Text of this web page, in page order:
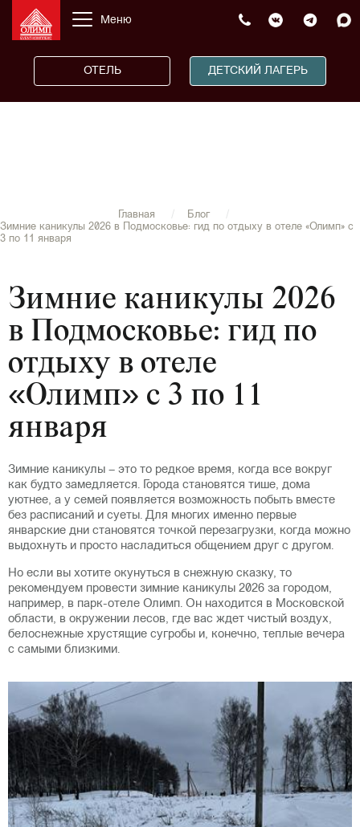
Меню
ОТЕЛЬ ДЕТСКИЙ ЛАГЕРЬ
Главная
Блог
Зимние каникулы 2026 в Подмосковье: гид по отдыху в отеле «Олимп» с
3 по 11 января
Зимние каникулы 2026
в Подмосковье: гид по
отдыху в отеле
«Олимп» с 3 по 11
января
Зимние каникулы – это то редкое время, когда все вокруг
как будто замедляется. Города становятся тише, дома
уютнее, а у семей появляется возможность побыть вместе
без расписаний и суеты. Для многих именно первые
январские дни становятся точкой перезагрузки, когда можно
выдохнуть и просто насладиться общением друг с другом.
Но если вы хотите окунуться в снежную сказку, то
рекомендуем провести зимние каникулы 2026 за городом,
например, в парк-отеле Олимп. Он находится в Московской
области, в окружении лесов, где вас ждет чистый воздух,
белоснежные хрустящие сугробы и, конечно, теплые вечера
с самыми близкими.